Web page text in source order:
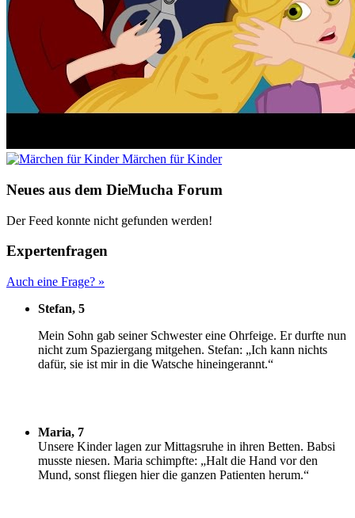
Märchen für Kinder
Neues aus dem DieMucha Forum
Der Feed konnte nicht gefunden werden!
Expertenfragen
Auch eine Frage? »
Stefan, 5
Mein Sohn gab seiner Schwester eine Ohrfeige. Er durfte nun
nicht zum Spaziergang mitgehen. Stefan: „Ich kann nichts
dafür, sie ist mir in die Watsche hineingerannt.“
Maria, 7
Unsere Kinder lagen zur Mittagsruhe in ihren Betten. Babsi
musste niesen. Maria schimpfte: „Halt die Hand vor den
Mund, sonst fliegen hier die ganzen Patienten herum.“